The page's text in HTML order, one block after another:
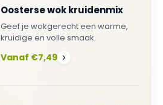
Oosterse wok kruidenmix
Geef je wokgerecht een warme,
kruidige en volle smaak.
Vanaf €7,49 ›